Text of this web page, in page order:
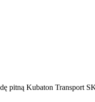
pitną Kubaton Transport